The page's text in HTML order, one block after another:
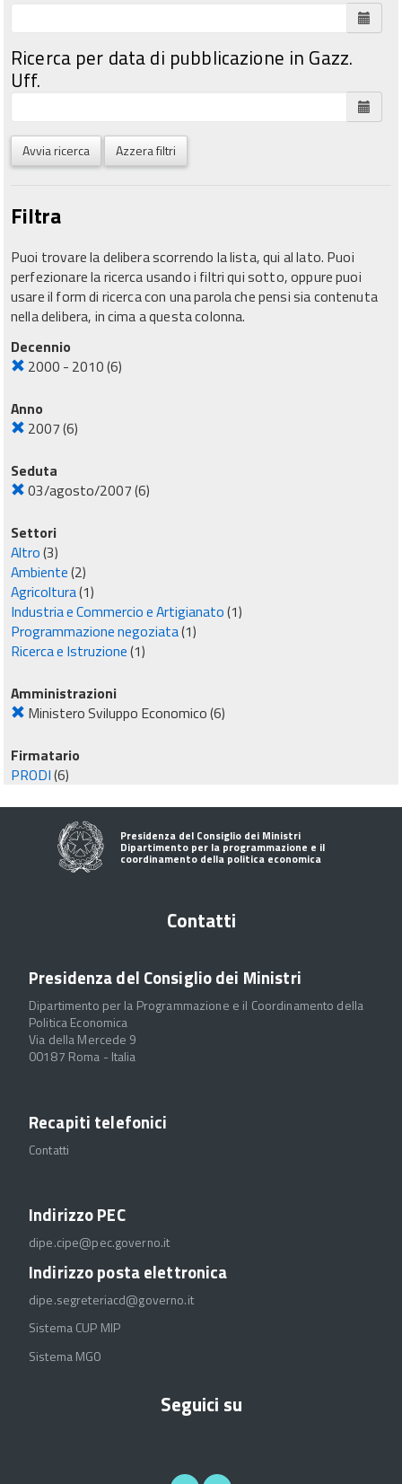
Ricerca per data di pubblicazione in Gazz.
Uff.
Avvia ricerca Azzera filtri
Filtra
Puoi trovare la delibera scorrendo la lista, qui al lato. Puoi
perfezionare la ricerca usando i filtri qui sotto, oppure puoi
usare il form di ricerca con una parola che pensi sia contenuta
nella delibera, in cima a questa colonna.
Decennio
2000 - 2010(6)
Anno
2007(6)
Seduta
03/agosto/2007(6)
Settori
Altro(3)
Ambiente(2)
Agricoltura(1)
Industria e Commercio e Artigianato(1)
Programmazione negoziata(1)
Ricerca e Istruzione(1)
Amministrazioni
Ministero Sviluppo Economico(6)
Firmatario
PRODI(6)
Presidenza del Consiglio dei Ministri
Dipartimento per la programmazione e il
coordinamento della politica economica
Contatti
Presidenza del Consiglio dei Ministri
Dipartimento per la Programmazione e il Coordinamento della
Politica Economica
Via della Mercede 9
00187 Roma - Italia
Recapiti telefonici
Contatti
Indirizzo PEC
dipe.cipe@pec.governo.it
Indirizzo posta elettronica
dipe.segreteriacd@governo.it
Sistema CUP MIP
Sistema MGO
Seguici su